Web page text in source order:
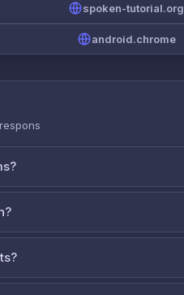
spoken-tutorial.org
android.chrome